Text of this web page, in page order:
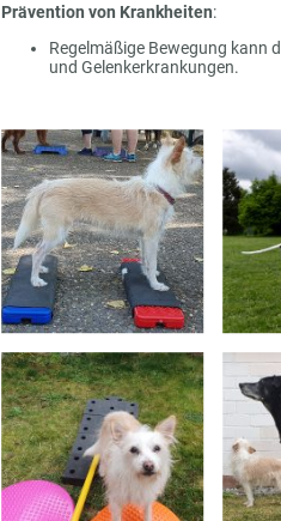
Prävention von Krankheiten:
Regelmäßige Bewegung kann
und Gelenkerkrankungen.